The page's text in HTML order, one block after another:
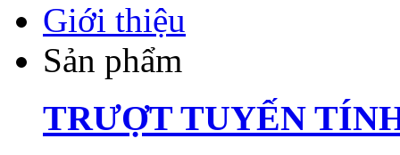
Giới thiệu
Sản phẩm
TRƯỢT TUYẾN